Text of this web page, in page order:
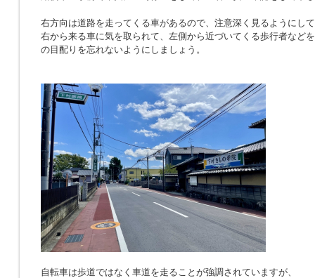
右方向は道路を走ってくる車があるので、注意深く見るようにし
右から来る車に気を取られて、左側から近づいてくる歩行者など
の目配りを忘れないようにしましょう。
自転車は歩道ではなく車道を走ることが強調されていますが、